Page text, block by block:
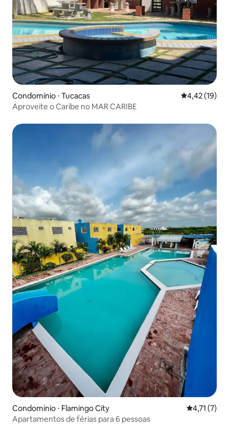
Condomínio ⋅ Tucacas 4,42 de uma
4,42 (19)
Aproveite o Caribe no MAR CARIBE
Condomínio ⋅ Flamingo City 4,71 de
4,71 (7)
Apartamentos de férias para 6 pessoas